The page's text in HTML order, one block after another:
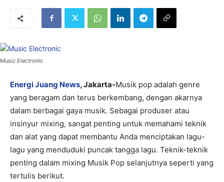
Music Electronic
Energi Juang News, Jakarta-Musik pop adalah genre
yang beragam dan terus berkembang, dengan akarnya
dalam berbagai gaya musik. Sebagai produser atau
insinyur mixing, sangat penting untuk memahami teknik
dan alat yang dapat membantu Anda menciptakan lagu-
lagu yang menduduki puncak tangga lagu. Teknik-teknik
penting dalam mixing Musik Pop selanjutnya seperti yang
tertulis berikut.